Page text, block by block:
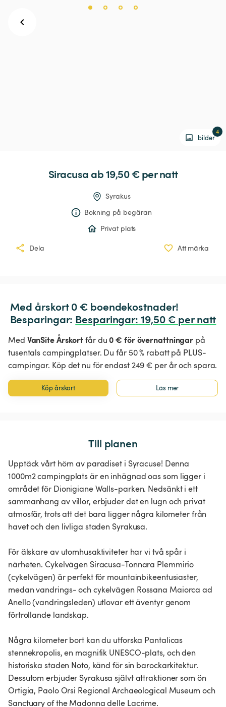
bilder
4
Siracusa ab 19,50 € per natt
Syrakus
Bokning på begäran
Privat plats
Dela Att märka
Med årskort 0 € boendekostnader!
Besparingar: Besparingar: 19,50 € per natt
Med VanSite Årskortfår du0 € för övernattningar på
tusentals campingplatser. Du får 50 % rabatt på PLUS-
campingar. Köp det nu för endast 249 € per år och spara.
Köp årskort Läs mer
Till planen
Upptäck vårt hörn av paradiset i Syracuse! Denna
1000m2 campingplats är en inhägnad oas som ligger i
området för Dionigiane Walls-parken. Nedsänkt i ett
sammanhang av villor, erbjuder det en lugn och privat
atmosfär, trots att det bara ligger några kilometer från
havet och den livliga staden Syrakusa.
För älskare av utomhusaktiviteter har vi två spår i
närheten. Cykelvägen Siracusa-Tonnara Plemmirio
(cykelvägen) är perfekt för mountainbikeentusiaster,
medan vandrings- och cykelvägen Rossana Maiorca ad
Anello (vandringsleden) utlovar ett äventyr genom
förtrollande landskap.
Några kilometer bort kan du utforska Pantalicas
stennekropolis, en magnifik UNESCO-plats, och den
historiska staden Noto, känd för sin barockarkitektur.
Dessutom erbjuder Syrakusa självt attraktioner som ön
Ortigia, Paolo Orsi Regional Archaeological Museum och
Sanctuary of the Madonna delle Lacrime.